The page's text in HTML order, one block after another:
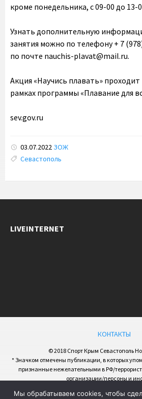
кроме понедельника, с 09-00 до 13-
Узнать дополнительную
занятия можно по телефону + 7
по почте nauchis-plavat@mail.ru.
Акция «Научись плавать»
рамках программы «Плавание для
sev.gov.ru
03.07.2022 ЗОЖ
Tags:
Севастополь
LIVEINTERNET
КОНТАКТЫ
© 2018 Спорт Крым Севастополь
* Значком отмечены публикации, в которых
признанные нежелательными в РФ/
организации/персоны и
Мы обрабатываем cookies, чтобы